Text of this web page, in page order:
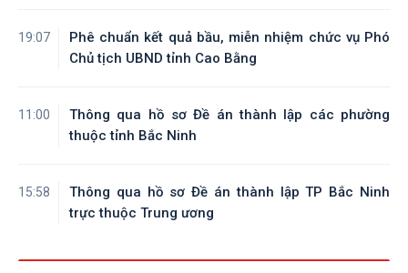
19:07
Phê chuẩn kết quả bầu, miễn nhiệm chức vụ Phó
Chủ tịch UBND tỉnh Cao Bằng
11:00
Thông qua hồ sơ Đề án thành lập các phường
thuộc tỉnh Bắc Ninh
15:58
Thông qua hồ sơ Đề án thành lập TP Bắc Ninh
trực thuộc Trung ương